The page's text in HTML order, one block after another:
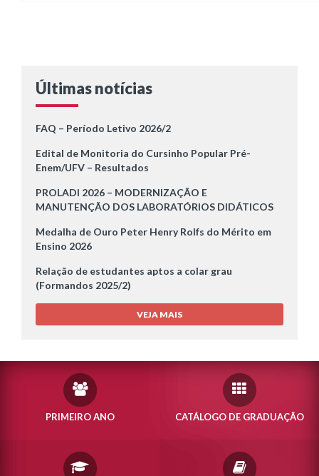
Últimas notícias
FAQ – Período Letivo 2026/2
Edital de Monitoria do Cursinho Popular Pré-
Enem/UFV – Resultados
PROLADI 2026 – MODERNIZAÇÃO E
MANUTENÇÃO DOS LABORATÓRIOS DIDÁTICOS
Medalha de Ouro Peter Henry Rolfs do Mérito em
Ensino 2026
Relação de estudantes aptos a colar grau
(Formandos 2025/2)
VEJA MAIS
PRIMEIRO ANO CATÁLOGO DE GRADUAÇÃO